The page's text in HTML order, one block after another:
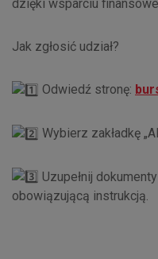
dzięki wsparciu
Jak zgłosić udział?
Odwiedź stronę:
Wybierz zakładkę
Uzupełnij
obowiązującą instrukcją.